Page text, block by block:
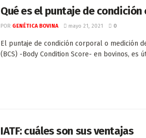
Qué es el puntaje de
POR GENÉTICA BOVINA mayo 21, 2021 0
El puntaje de condición corporal o medición
(BCS) -Body Condition Score- en bovinos, es
IATF: cuáles son sus ventajas